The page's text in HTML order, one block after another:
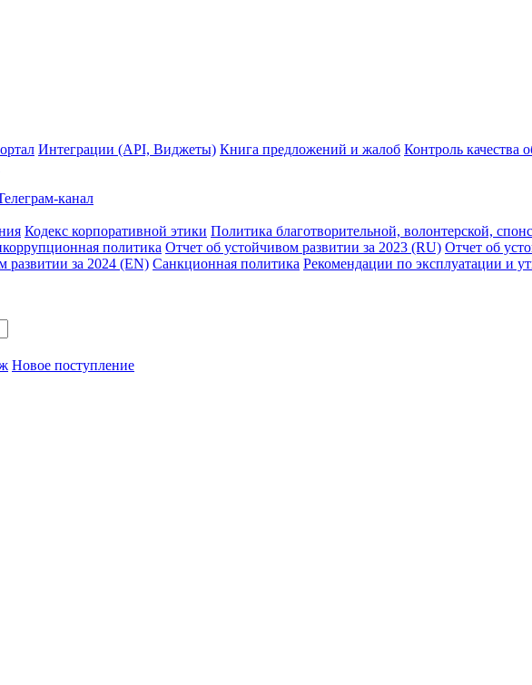
Интеграции (API, Виджеты) Книга предложений и жалоб Контроль качества
канал
Кодекс корпоративной этики Политика благотворительной, волонтерской,
политика Отчет об устойчивом развитии за 2023 (RU) Отчет об
развитии за 2024 (EN) Санкционная политика Рекомендации по эксплуатации и
Новое поступление